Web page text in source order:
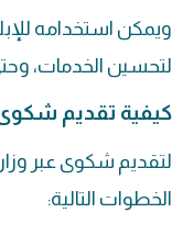
ويمكن استخدامه
لتحسين الخدمات،
كيفية تقديم شكوى
لتقديم شكوى عبر
الخطوات التالية: